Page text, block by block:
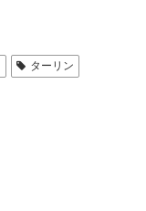
ターリン